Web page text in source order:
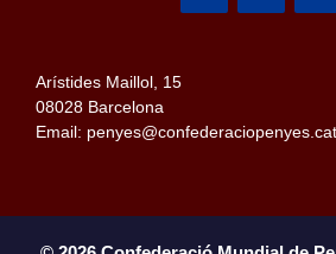
Arístides Maillol, 15
08028 Barcelona
Email: penyes@confederaciopenyes.cat